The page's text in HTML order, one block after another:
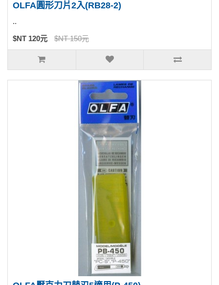
OLFA圓形刀片2入(RB28-2)
..
$NT 120元 $NT 150元